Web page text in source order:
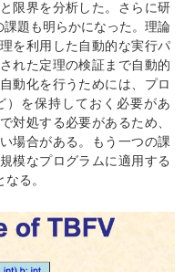
限界を分析した。さらに研
題も明らかになった。理論
を利用した自動的な実行パ
れた定理の検証まで自動的
動化を行うためには、プロ
）を保持しておく必要があ
対処する必要があるため、
場合がある。もう一つの課
模なプログラムに適用する
る。